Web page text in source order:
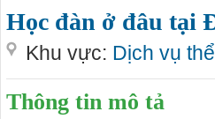
Học đàn ở đâu tại
Khu vực: Dịch vụ
Thông tin mô tả